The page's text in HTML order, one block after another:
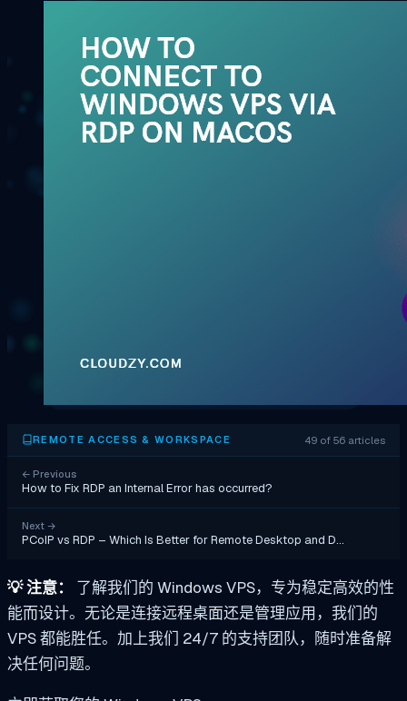
REMOTE ACCESS & WORKSPACE 49 of 56 articles
← Previous
How to Fix RDP an Internal Error has occurred?
Next →
PCoIP vs RDP – Which Is Better for Remote Desktop and D…
💡注意：
了解我们的 Windows VPS，专为稳定高效的性
能而设计。无论是连接远程桌面还是管理应用，我们的
VPS 都能胜任。加上我们 24/7 的支持团队，随时准备解
决任何问题。